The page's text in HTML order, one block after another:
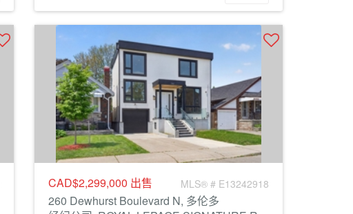
CAD$2,299,000 出售 MLS® # E13242918
260 Dewhurst Boulevard N, 多伦多